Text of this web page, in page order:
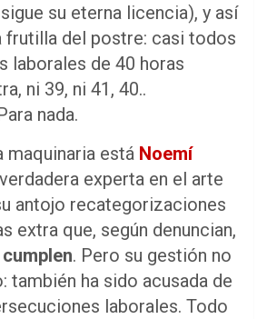
su eterna licencia), y así
frutilla del postre: casi todos
laborales de 40 horas
ni 39, ni 41, 40..
nada.
maquinaria está Noemí
experta en el arte
antojo recategorizaciones
extra que, según denuncian,
. Pero su gestión no
también ha sido acusada de
laborales. Todo